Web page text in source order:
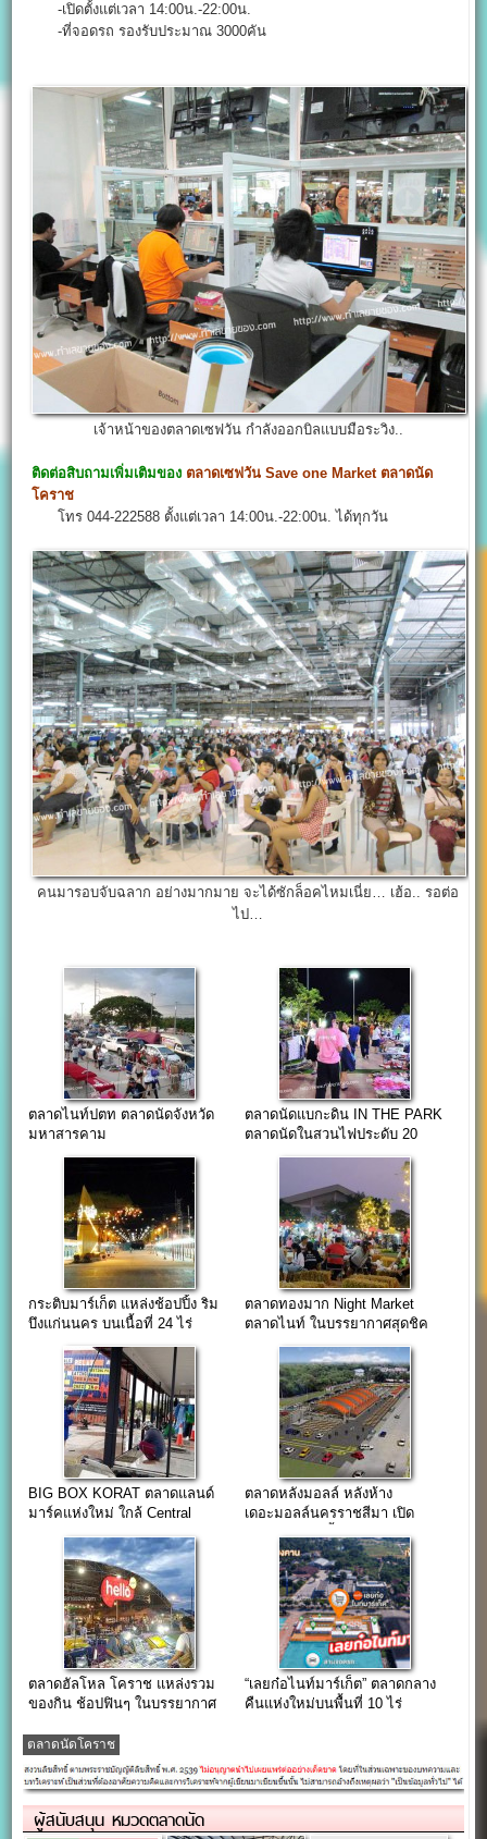
-เปิดตั้งแต่เวลา 14:00น.-22:00น.
-ที่จอดรถ รองรับประมาณ 3000คัน
เจ้าหน้าของตลาดเซฟวัน กำลังออกบิลแบบมือระวิง..
ติดต่อสิบถามเพิ่มเติมของ ตลาดเซฟวัน Save one Market ตลาดนัด
โคราช
โทร 044-222588 ตั้งแต่เวลา 14:00น.-22:00น. ได้ทุกวัน
คนมารอบจับฉลาก อย่างมากมาย จะได้ซักล็อคไหมเนี่ย… เฮ้อ.. รอต่อ
ไป…
ตลาดไนท์ปตท ตลาดนัดจังหวัด
มหาสารคาม
ตลาดนัดแบกะดิน IN THE PARK
ตลาดนัดในสวนไฟประดับ 20
กระติบมาร์เก็ต แหล่งช้อปปิ้ง ริม
บึงแก่นนคร บนเนื้อที่ 24 ไร่
ตลาดทองมาก Night Market
ตลาดไนท์ ในบรรยากาศสุดชิค
BIG BOX KORAT ตลาดแลนด์
มาร์คแห่งใหม่ ใกล้ Central
ตลาดหลังมอลล์ หลังห้าง
เดอะมอลล์นครราชสีมา เปิด
ตลาดฮัลโหล โคราช แหล่งรวม
ของกิน ช้อปฟินๆ ในบรรยากาศ
“เลยก๋อไนท์มาร์เก็ต” ตลาดกลาง
คืนแห่งใหม่บนพื้นที่ 10 ไร่
ตลาดนัดโคราช
ผู้สนับสนุน หมวดตลาดนัด